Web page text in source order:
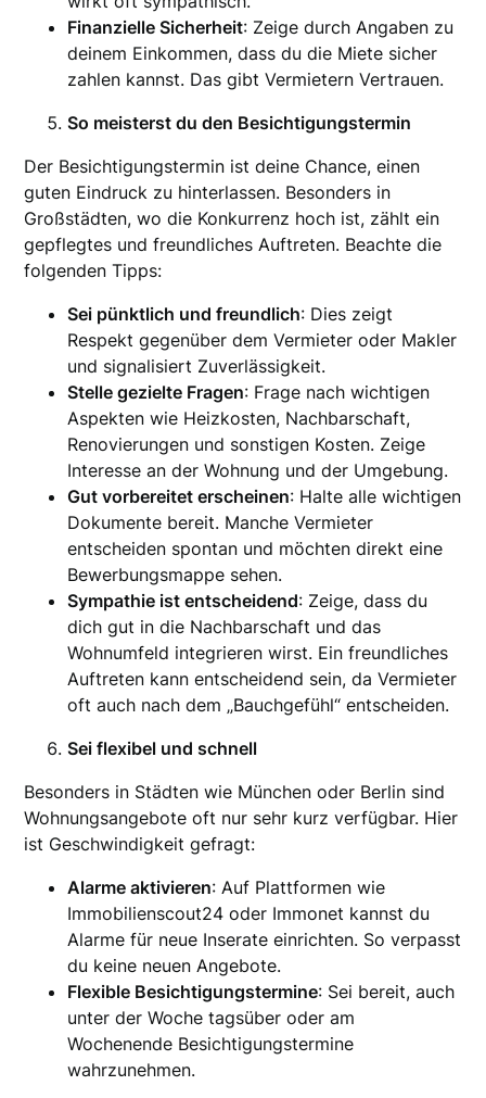
Finanzielle Sicherheit: Zeige durch Angaben zu
deinem Einkommen, dass du die Miete sicher
zahlen kannst. Das gibt Vermietern Vertrauen.
So meisterst du den Besichtigungstermin
Der Besichtigungstermin ist deine Chance, einen
guten Eindruck zu hinterlassen. Besonders in
Großstädten, wo die Konkurrenz hoch ist, zählt ein
gepflegtes und freundliches Auftreten. Beachte die
folgenden Tipps:
Sei pünktlich und freundlich: Dies zeigt
Respekt gegenüber dem Vermieter oder Makler
und signalisiert Zuverlässigkeit.
Stelle gezielte Fragen: Frage nach wichtigen
Aspekten wie Heizkosten, Nachbarschaft,
Renovierungen und sonstigen Kosten. Zeige
Interesse an der Wohnung und der Umgebung.
Gut vorbereitet erscheinen: Halte alle wichtigen
Dokumente bereit. Manche Vermieter
entscheiden spontan und möchten direkt eine
Bewerbungsmappe sehen.
Sympathie ist entscheidend: Zeige, dass du
dich gut in die Nachbarschaft und das
Wohnumfeld integrieren wirst. Ein freundliches
Auftreten kann entscheidend sein, da Vermieter
oft auch nach dem „Bauchgefühl“ entscheiden.
Sei flexibel und schnell
Besonders in Städten wie München oder Berlin sind
Wohnungsangebote oft nur sehr kurz verfügbar. Hier
ist Geschwindigkeit gefragt:
Alarme aktivieren: Auf Plattformen wie
Immobilienscout24 oder Immonet kannst du
Alarme für neue Inserate einrichten. So verpasst
du keine neuen Angebote.
Flexible Besichtigungstermine: Sei bereit, auch
unter der Woche tagsüber oder am
Wochenende Besichtigungstermine
wahrzunehmen.